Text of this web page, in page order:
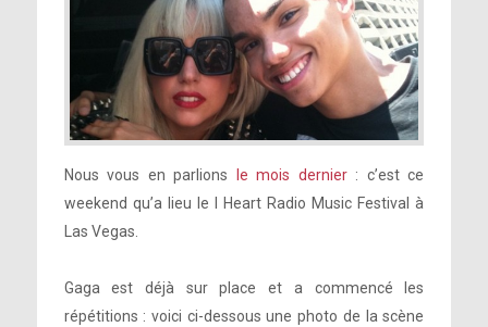
Nous vous en parlions le mois dernier: c’est ce
weekend qu’a lieu le I Heart Radio Music Festival à
Las Vegas.
Gaga est déjà sur place et a commencé les
répétitions : voici ci-dessous une photo de la scène